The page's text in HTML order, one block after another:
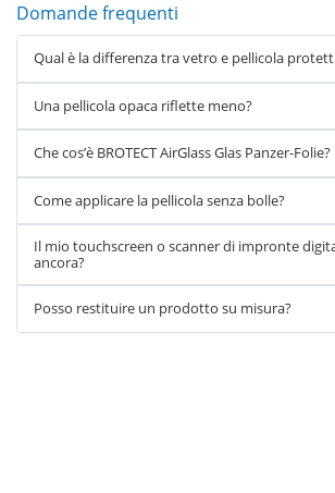
Domande frequenti
Qual è la differenza tra vetro e pellicola
Una pellicola opaca riflette meno?
Che cos’è BROTECT AirGlass Glas Panzer-Folie?
Come applicare la pellicola senza bolle?
Il mio touchscreen o scanner di impronte
ancora?
Posso restituire un prodotto su misura?